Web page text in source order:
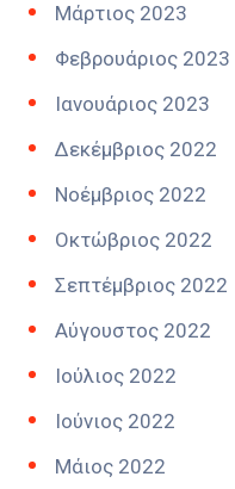
Μάρτιος 2023
Φεβρουάριος 2023
Ιανουάριος 2023
Δεκέμβριος 2022
Νοέμβριος 2022
Οκτώβριος 2022
Σεπτέμβριος 2022
Αύγουστος 2022
Ιούλιος 2022
Ιούνιος 2022
Μάιος 2022